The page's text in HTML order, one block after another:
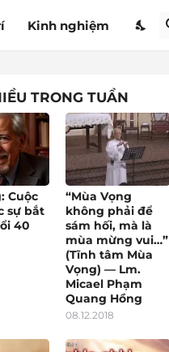
Kinh nghiệm
TRONG TUẦN
Cuộc
sự bắt
40
“Mùa Vọng
không phải để
sám hối, mà là
mùa mừng vui…”
(Tĩnh tâm Mùa
Vọng) — Lm.
Micael Phạm
Quang Hồng
08.12.2018